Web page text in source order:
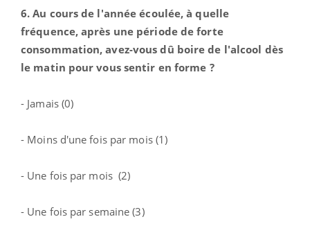
6. Au cours de l'année écoulée, à quelle
fréquence, après une période de forte
consommation, avez-vous dû boire de l'alcool dès
le matin pour vous sentir en forme ?
- Jamais (0)
- Moins d'une fois par mois (1)
- Une fois par mois (2)
- Une fois par semaine (3)